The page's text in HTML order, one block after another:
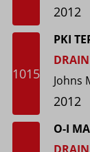
2012
1015
PKI
Johns
2012
O-I